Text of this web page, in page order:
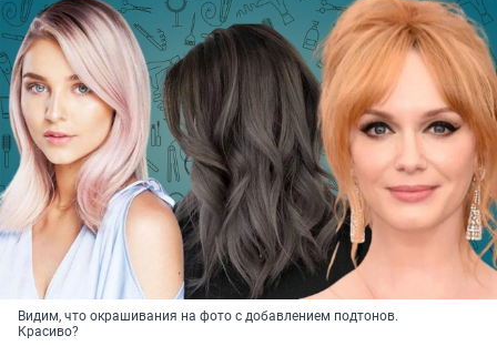
Видим, что окрашивания на фото с добавлением подтонов.
Красиво?